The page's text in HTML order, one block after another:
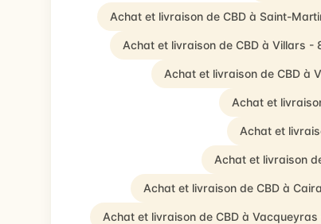
Achat et livraison de CBD à Saint-
Achat et livraison de CBD à Villars -
Achat et livraison de CBD à
Achat et
Achat et
Achat et livraison
Achat et livraison de CBD à
Achat et livraison de CBD à Vacqueyras